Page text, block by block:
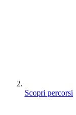
Scopri percorsi